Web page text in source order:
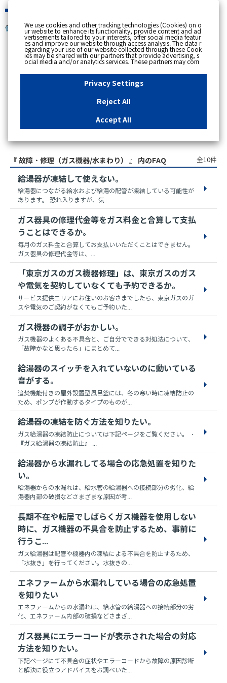
個人のお客さま
スペースで区切って複数語検索が可能です。
例：電気 料金 支払状況
アクセス数順
『 故障・修理（ガス機器/水まわり） 』 内のFAQ 全10件
給湯器が凍結して使えない。
給湯器につながる給水および給湯の配管が凍結している可能性が
あります。 恐れ入りますが、気...
ガス器具の修理代金等をガス料金と合算して支払
うことはできるか。
毎月のガス料金と合算してお支払いいただくことはできません。
ガス器具の修理代金等は、...
「東京ガスのガス機器修理」は、東京ガスのガス
や電気を契約していなくても予約できるか。
サービス提供エリアにお住いのお客さまでしたら、東京ガスのガ
スや電気のご契約がなくてもご予約いた...
ガス機器の調子がおかしい。
ガス機器のよくある不具合と、ご自分でできる対処法について、
「故障かなと思ったら」にまとめて...
給湯器のスイッチを入れていないのに動いている
音がする。
追焚機能付きの屋外設置型風呂釜には、冬の寒い時に凍結防止の
ため、ポンプが作動するタイプのものが...
給湯器の凍結を防ぐ方法を知りたい。
ガス給湯器の凍結防止については下記ページをご覧ください。 ・
『ガス給湯器の凍結防止』 ...
給湯器から水漏れしてる場合の応急処置を知りた
い。
給湯器からの水漏れは、給水管の給湯器への接続部分の劣化、給
湯器内部の破損などさまざまな原因が考...
長期不在や転居でしばらくガス機器を使用しない
時に、ガス機器の不具合を防止するため、事前に
行うこ...
ガス給湯器は配管や機器内の凍結による不具合を防止するため、
「水抜き」を行ってください。水抜きの...
エネファームから水漏れしている場合の応急処置
を知りたい
エネファームからの水漏れは、給水管の給湯器への接続部分の劣
化、エネファーム内部の破損などさまざ...
ガス器具にエラーコードが表示された場合の対応
方法を知りたい。
下記ページにて不具合の症状やエラーコードから故障の原因診断
と解決に役立つアドバイスをお調べいた...
We use cookies and other tracking technologies (Cookies) on o
ur website to enhance its functionality, provide content and ad
vertisements tailored to your interests, offer social media featur
es and improve our website through access analysis. The data r
egarding your use of our website collected through these Cook
ies may be shared with our partners that provide advertising, s
ocial media and/or analytics services. These partners may com
bine the data shared by us with other data that you have provi
ded to them or that they have collected from your use of their s
ervices or other websites to analyse and optimise advertisemen
ts delivered to you by businesses other than us on the internet.
essary Cookies, please click "Reject All". If you agree to the use
of all Cookies, please click "Accept All". To select your preferen
u can change your consent or rejection settings at any time by c
"Privacy Settings"button on this banner or through y
our browser's "Settings". For more information regarding the pr
site, please refer to the link below.Cookies DetailsPrivacy Polic
y
Privacy Settings
Reject All
Accept All